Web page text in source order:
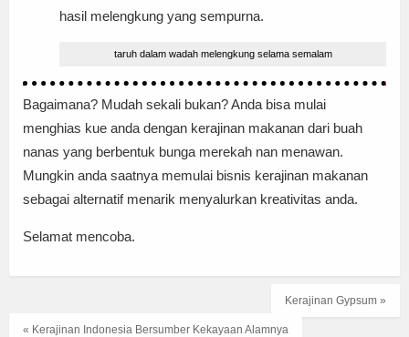
hasil melengkung yang sempurna.
taruh dalam wadah melengkung selama semalam
Bagaimana? Mudah sekali bukan? Anda bisa mulai
menghias kue anda dengan kerajinan makanan dari buah
nanas yang berbentuk bunga merekah nan menawan.
Mungkin anda saatnya memulai bisnis kerajinan makanan
sebagai alternatif menarik menyalurkan kreativitas anda.
Selamat mencoba.
Kerajinan Gypsum »
« Kerajinan Indonesia Bersumber Kekayaan Alamnya